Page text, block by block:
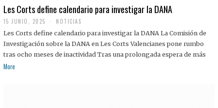
Les Corts define calendario para investigar la DANA
15 JUNIO, 2025 NOTICIAS
Les Corts define calendario para investigar la DANA La Comisión de
Investigación sobre la DANA en Les Corts Valencianes pone rumbo
tras ocho meses de inactividad Tras una prolongada espera de más
More